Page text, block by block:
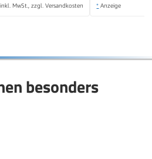
inkl. MwSt., zzgl. Versandkosten * Anzeige
besonders